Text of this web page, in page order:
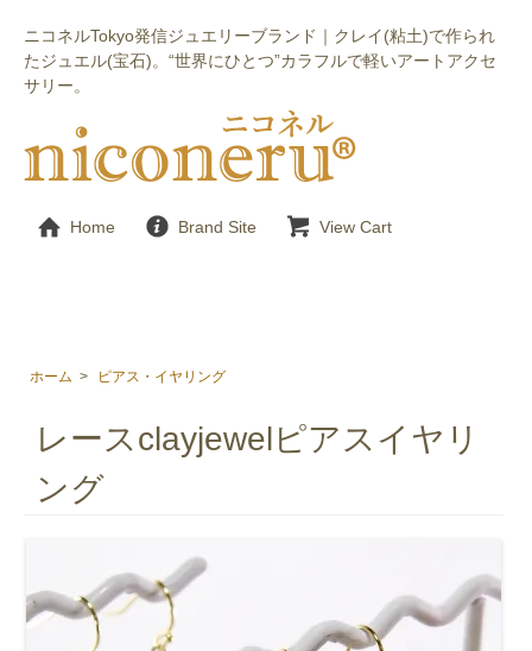
ニコネルTokyo発信ジュエリーブランド｜クレイ(粘土)で作られ
たジュエル(宝石)。“世界にひとつ”カラフルで軽いアートアクセ
サリー。
Home Brand Site View Cart
ホーム > ピアス・イヤリング
レースclayjewelピアスイヤリ
ング